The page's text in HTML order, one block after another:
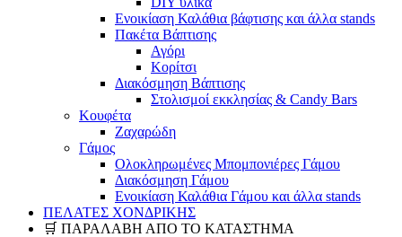
Ενοικίαση Καλάθια βάφτισης και άλλα stands
Πακέτα Βάπτισης
Αγόρι
Κορίτσι
Διακόσμηση Βάπτισης
Στολισμοί εκκλησίας & Candy Bars
Κουφέτα
Ζαχαρώδη
Γάμος
Ολοκληρωμένες Μπομπονιέρες Γάμου
Διακόσμηση Γάμου
Ενοικίαση Καλάθια Γάμου και άλλα stands
ΠΕΛΑΤΕΣ ΧΟΝΔΡΙΚΗΣ
🛒 ΠΑΡΑΛΑΒΗ ΑΠΟ ΤΟ ΚΑΤΑΣΤΗΜΑ